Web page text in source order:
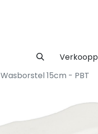
Wasborstel 15cm - PBT